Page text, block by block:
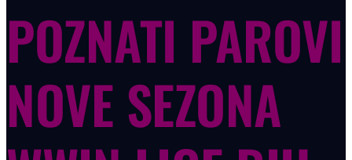
POZNATI PAROVI
NOVE SEZONA